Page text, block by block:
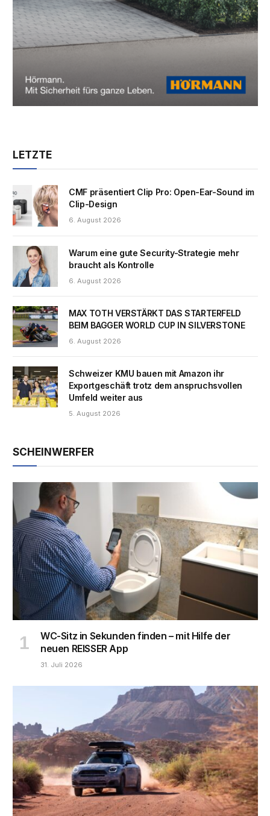
LETZTE
CMF präsentiert Clip Pro: Open-Ear-Sound im
Clip-Design
6. August 2026
Warum eine gute Security-Strategie mehr
braucht als Kontrolle
6. August 2026
MAX TOTH VERSTÄRKT DAS STARTERFELD
BEIM BAGGER WORLD CUP IN SILVERSTONE
6. August 2026
Schweizer KMU bauen mit Amazon ihr
Exportgeschäft trotz dem anspruchsvollen
Umfeld weiter aus
5. August 2026
SCHEINWERFER
WC-Sitz in Sekunden finden – mit Hilfe der
neuen REISSER App
31. Juli 2026